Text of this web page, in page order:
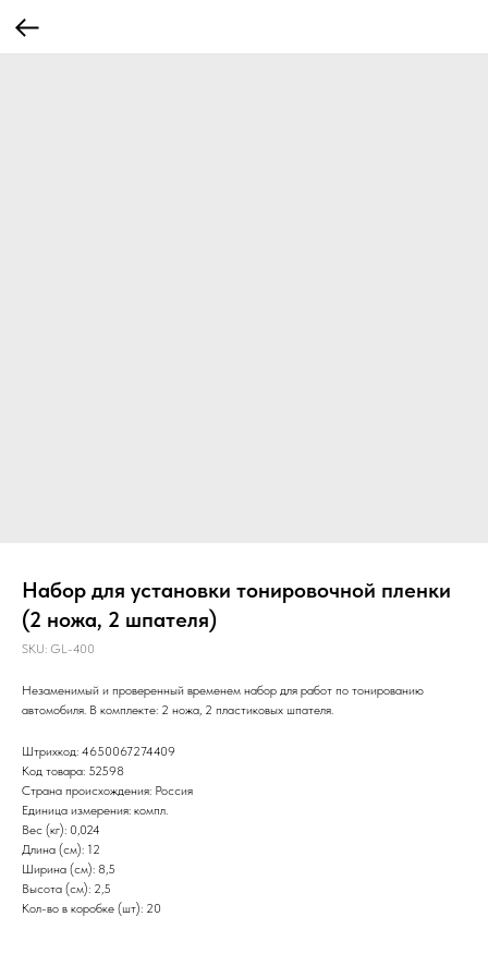
Набор для установки тонировочной пленки
(2 ножа, 2 шпателя)
SKU: GL-400
Незаменимый и проверенный временем набор для работ по тонированию
автомобиля. В комплекте: 2 ножа, 2 пластиковых шпателя.
Штрихкод: 4650067274409
Код товара: 52598
Страна происхождения: Россия
Единица измерения: компл.
Вес (кг): 0,024
Длина (см): 12
Ширина (см): 8,5
Высота (см): 2,5
Кол-во в коробке (шт): 20